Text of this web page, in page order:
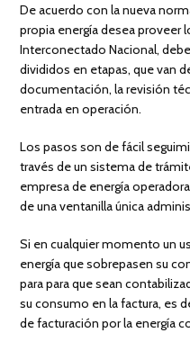
De acuerdo con la nueva
propia energía desea proveer
Interconectado Nacional,
divididos en etapas, que van
documentación, la revisión
entrada en operación.
Los pasos son de fácil
través de un sistema de
empresa de energía
de una ventanilla única
Si en cualquier momento un
energía que sobrepasen su
para para que sean
su consumo en la factura, es
de facturación por la energía